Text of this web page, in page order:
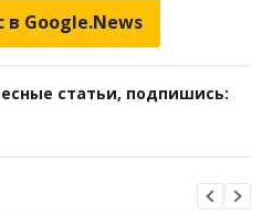
в Google.News
статьи, подпишись: